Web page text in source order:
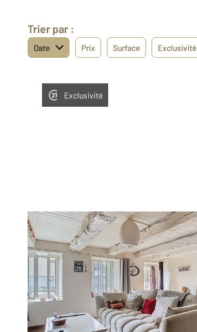
Trier par :
Date Prix Surface Exclusivité
Exclusivité
TREDIAS 22
79,35 m2, 4 pièces
Ref : 21858
Maison à vendre
108 000 €
Visiter le site dédié